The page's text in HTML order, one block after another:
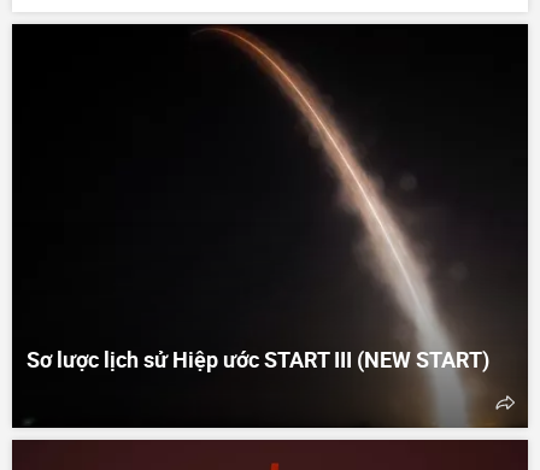
Sơ lược lịch sử Hiệp ước START III (NEW START)